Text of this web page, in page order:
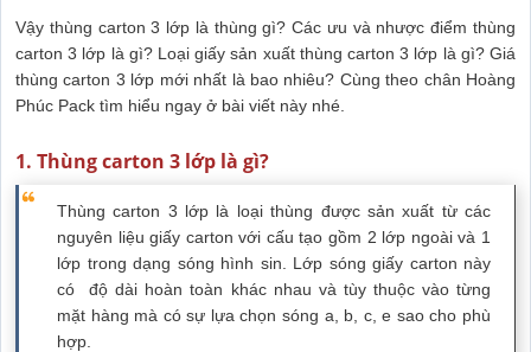
Vậy thùng carton 3 lớp là thùng gì? Các ưu và nhược điểm thùng
carton 3 lớp là gì? Loại giấy sản xuất thùng carton 3 lớp là gì? Giá
thùng carton 3 lớp mới nhất là bao nhiêu? Cùng theo chân Hoàng
Phúc Pack tìm hiểu ngay ở bài viết này nhé.
1. Thùng carton 3 lớp là gì?
Thùng carton 3 lớp là loại thùng được sản xuất từ các
nguyên liệu giấy carton với cấu tạo gồm 2 lớp ngoài và 1
lớp trong dạng sóng hình sin. Lớp sóng giấy carton này
có độ dài hoàn toàn khác nhau và tùy thuộc vào từng
mặt hàng mà có sự lựa chọn sóng a, b, c, e sao cho phù
hợp.